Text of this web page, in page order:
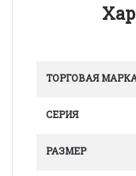
ТОРГОВАЯ
СЕРИЯ
РАЗМЕР